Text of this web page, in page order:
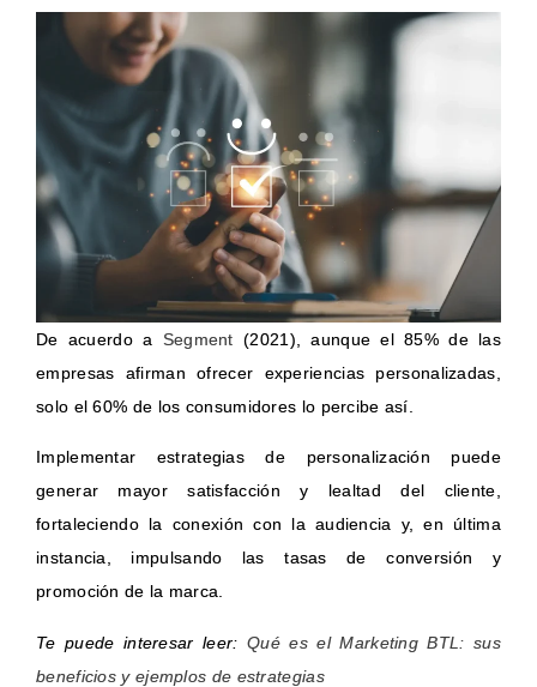
De acuerdo a Segment (2021), aunque el 85% de las
empresas afirman ofrecer experiencias personalizadas,
solo el 60% de los consumidores lo percibe así.
Implementar estrategias de personalización puede
generar mayor satisfacción y lealtad del cliente,
fortaleciendo la conexión con la audiencia y, en última
instancia, impulsando las tasas de conversión y
promoción de la marca.
Te puede interesar leer: Qué es el Marketing BTL: sus
beneficios y ejemplos de estrategias